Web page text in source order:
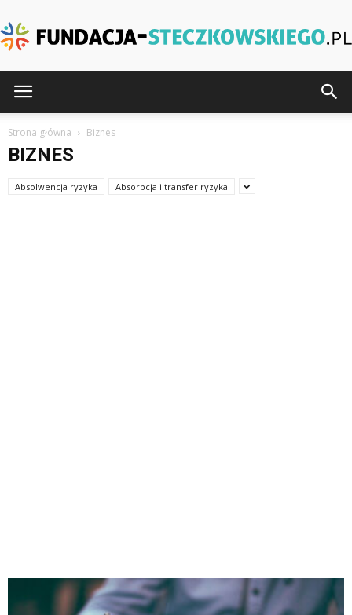
Strona główna Biznes
BIZNES
Absolwencja ryzyka Absorpcja i transfer ryzyka